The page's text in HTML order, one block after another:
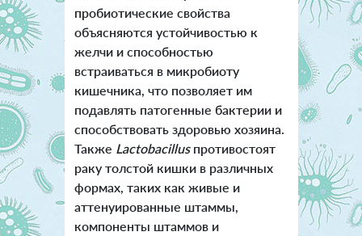
пробиотические свойства
объясняются устойчивостью к
желчи и способностью
встраиваться в микробиоту
кишечника, что позволяет им
подавлять патогенные бактерии и
способствовать здоровью хозяина.
Также Lactobacillusпротивостоят
раку толстой кишки в различных
формах, таких как живые и
аттенуированные штаммы,
компоненты штаммов и